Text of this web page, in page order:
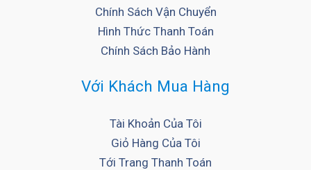
Chính Sách Vận Chuyển
Hình Thức Thanh Toán
Chính Sách Bảo Hành
Với Khách Mua Hàng
Tài Khoản Của Tôi
Giỏ Hàng Của Tôi
Tới Trang Thanh Toán